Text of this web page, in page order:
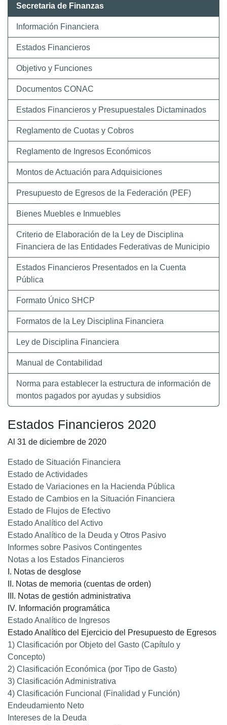
Secretaria de Finanzas
Información Financiera
Estados Financieros
Objetivo y Funciones
Documentos CONAC
Estados Financieros y Presupuestales Dictaminados
Reglamento de Cuotas y Cobros
Reglamento de Ingresos Económicos
Montos de Actuación para Adquisiciones
Presupuesto de Egresos de la Federación (PEF)
Bienes Muebles e Inmuebles
Criterio de Elaboración de la Ley de Disciplina
Financiera de las Entidades Federativas de Municipio
Estados Financieros Presentados en la Cuenta
Pública
Formato Único SHCP
Formatos de la Ley Disciplina Financiera
Ley de Disciplina Financiera
Manual de Contabilidad
Norma para establecer la estructura de información de
montos pagados por ayudas y subsidios
Estados Financieros 2020
Al 31 de diciembre de 2020
Estado de Situación Financiera
Estado de Actividades
Estado de Variaciones en la Hacienda Pública
Estado de Cambios en la Situación Financiera
Estado de Flujos de Efectivo
Estado Analítico del Activo
Estado Analítico de la Deuda y Otros Pasivo
Informes sobre Pasivos Contingentes
Notas a los Estados Financieros
I. Notas de desglose
II. Notas de memoria (cuentas de orden)
III. Notas de gestión administrativa
IV. Información programática
Estado Analítico de Ingresos
Estado Analítico del Ejercicio del Presupuesto de Egresos
1) Clasificación por Objeto del Gasto (Capítulo y
Concepto)
2) Clasificación Económica (por Tipo de Gasto)
3) Clasificación Administrativa
4) Clasificación Funcional (Finalidad y Función)
Endeudamiento Neto
Intereses de la Deuda